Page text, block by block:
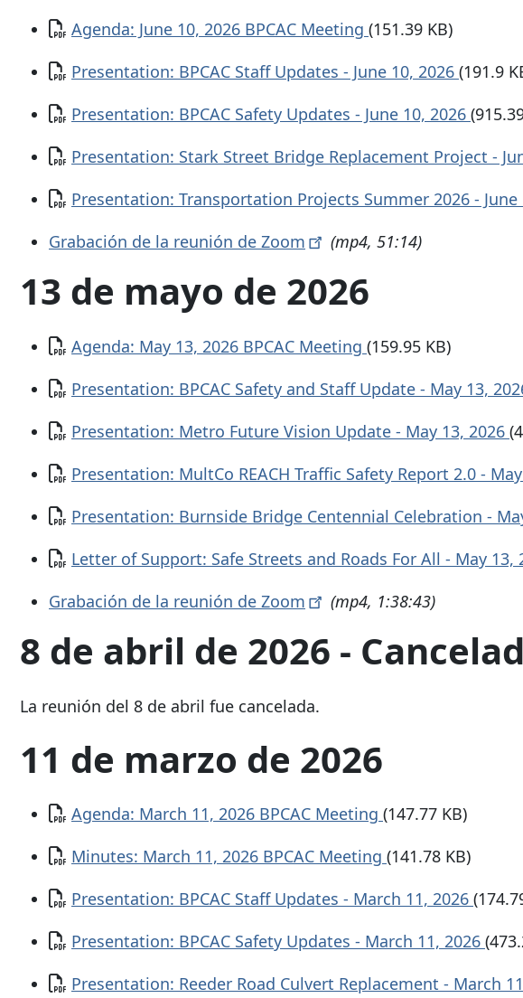
Documento
Agenda: June 10, 2026 BPCAC Meeting (151.39 KB)
Documento
Presentation: BPCAC Staff Updates - June 10, 2026 (191.9
Documento
Presentation: BPCAC Safety Updates - June 10, 2026
Documento
Presentation: Stark Street Bridge Replacement Project -
Documento
Presentation: Transportation Projects Summer 2026 - June
Grabación de la reunión de Zoom (mp4, 51:14)
13 de mayo de 2026
Documento
Agenda: May 13, 2026 BPCAC Meeting (159.95 KB)
Documento
Presentation: BPCAC Safety and Staff Update - May 13,
Documento
Presentation: Metro Future Vision Update - May 13, 2026
Documento
Presentation: MultCo REACH Traffic Safety Report 2.0 -
Documento
Presentation: Burnside Bridge Centennial Celebration -
Documento
Letter of Support: Safe Streets and Roads For All - May 13,
Grabación de la reunión de Zoom (mp4, 1:38:43)
8 de abril de 2026 -
La reunión del 8 de abril fue cancelada.
11 de marzo de 2026
Documento
Agenda: March 11, 2026 BPCAC Meeting (147.77 KB)
Documento
Minutes: March 11, 2026 BPCAC Meeting (141.78 KB)
Documento
Presentation: BPCAC Staff Updates - March 11, 2026
Documento
Presentation: BPCAC Safety Updates - March 11, 2026
Documento
Presentation: Reeder Road Culvert Replacement - March